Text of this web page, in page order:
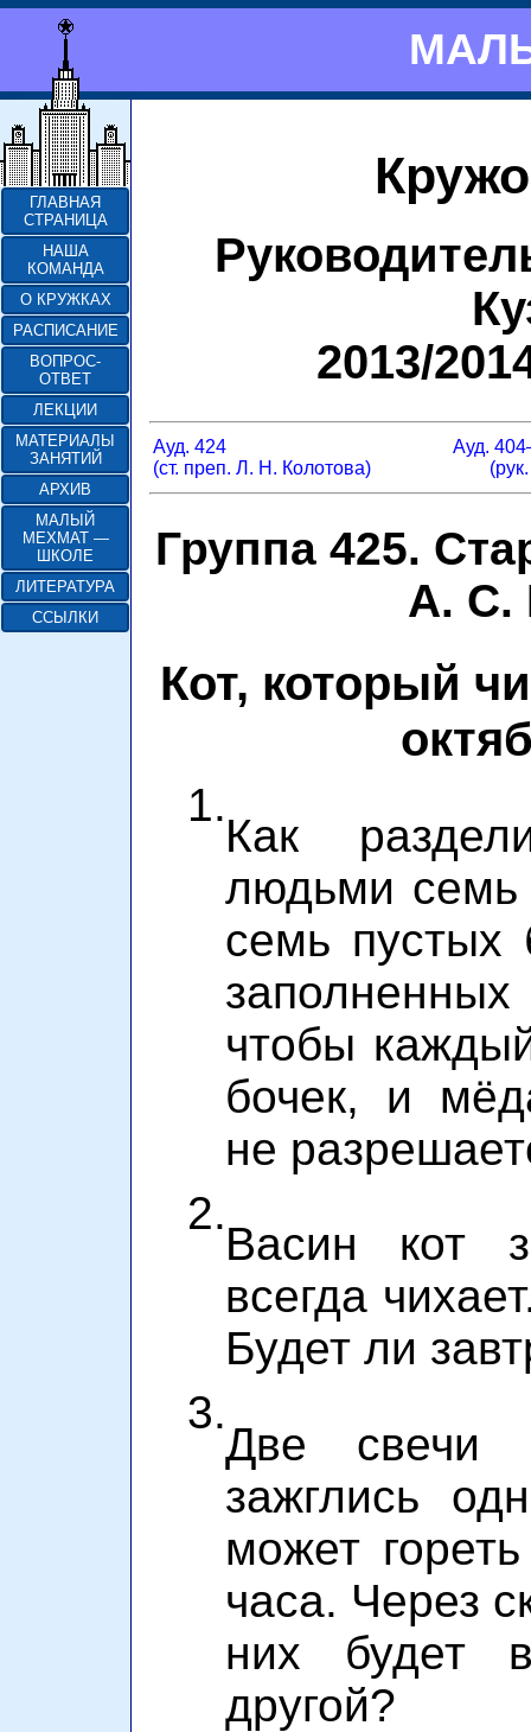
ГЛАВНАЯ
СТРАНИЦА
НАША
КОМАНДА
О КРУЖКАХ
РАСПИСАНИЕ
ВОПРОС-
ОТВЕТ
ЛЕКЦИИ
МАТЕРИАЛЫ
ЗАНЯТИЙ
АРХИВ
МАЛЫЙ
МЕХМАТ —
ШКОЛЕ
ЛИТЕРАТУРА
ССЫЛКИ
2013/
Ауд. 424
(ст. преп. Л. Н. Колотова)
Ауд.
Группа 425.
А. С.
Кот, который
1.
Как
людьми семь
семь пустых
чтобы
бочек, и
не
2.
Васин кот
всегда
Будет ли
3.
Две свечи
зажглись
может
часа. Через
них будет
другой?